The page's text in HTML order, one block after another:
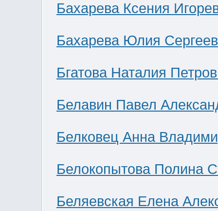
Бахарева Ксения
Бахарева Юлия
Бгатова Наталия
Белавин Павел
Белковец Анна
Белокопытова Полина
Беляевская Елена